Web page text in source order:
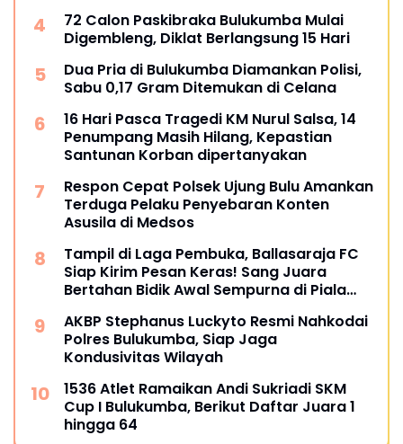
72 Calon Paskibraka Bulukumba Mulai
Digembleng, Diklat Berlangsung 15 Hari
Dua Pria di Bulukumba Diamankan Polisi,
Sabu 0,17 Gram Ditemukan di Celana
16 Hari Pasca Tragedi KM Nurul Salsa, 14
Penumpang Masih Hilang, Kepastian
Santunan Korban dipertanyakan
Respon Cepat Polsek Ujung Bulu Amankan
Terduga Pelaku Penyebaran Konten
Asusila di Medsos
Tampil di Laga Pembuka, Ballasaraja FC
Siap Kirim Pesan Keras! Sang Juara
Bertahan Bidik Awal Sempurna di Piala
AKBP Stephanus Luckyto Resmi Nahkodai
Polres Bulukumba, Siap Jaga
Kondusivitas Wilayah
1536 Atlet Ramaikan Andi Sukriadi SKM
Cup I Bulukumba, Berikut Daftar Juara 1
hingga 64